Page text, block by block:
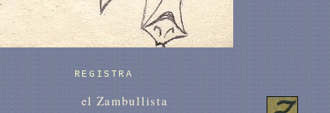
REGISTRA
el Zambullista